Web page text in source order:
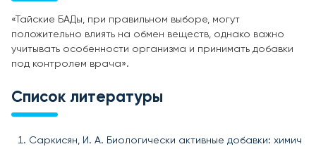
«Тайские БАДы, при правильном выборе, могут
положительно влиять на обмен веществ, однако важно
учитывать особенности организма и принимать добавки
под контролем врача».
Список литературы
Саркисян, И. А. Биологически активные добавки: химич